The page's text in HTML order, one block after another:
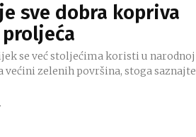
sve dobra kopriva
se već stoljećima koristi u narodnoj
zelenih površina, stoga saznajte